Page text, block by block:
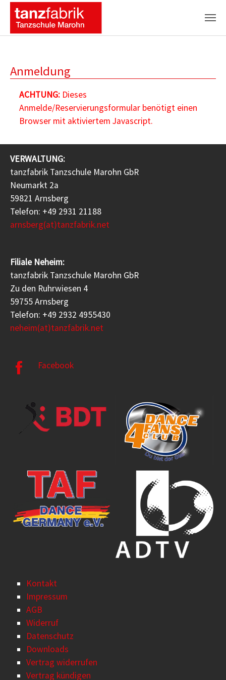
Anmeldung
ACHTUNG:Dieses
Anmelde/Reservierungsformular benötigt einen
Browser mit aktiviertem Javascript.
VERWALTUNG:
tanzfabrik Tanzschule Marohn GbR
Neumarkt 2a
59821 Arnsberg
Telefon: +49 2931 21188
arnsberg(at)tanzfabrik.net
Filiale Neheim:
tanzfabrik Tanzschule Marohn GbR
Zu den Ruhrwiesen 4
59755 Arnsberg
Telefon: +49 2932 4955430
neheim(at)tanzfabrik.net
Facebook
Kontakt
Impressum
AGB
Widerruf
Datenschutz
Downloads
Vertrag widerrufen
Vertrag kündigen